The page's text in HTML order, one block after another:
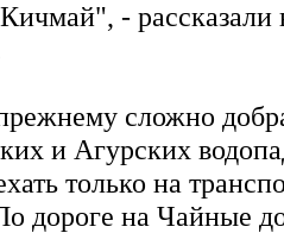
- рассказали
сложно
и Агурских
только на
дороге на Чайные